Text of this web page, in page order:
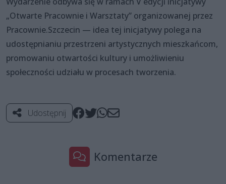
„Otwarte Pracownie i Warsztaty” organizowanej przez
Pracownie.Szczecin — idea tej inicjatywy polega na
udostępnianiu przestrzeni artystycznych mieszkańcom,
promowaniu otwartości kultury i umożliwieniu
społeczności udziału w procesach tworzenia.
Udostępnij
Komentarze